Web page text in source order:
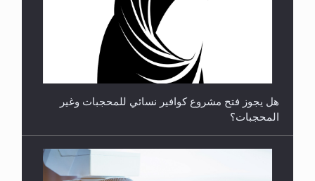
**الحصن الحصين من وساوس المعارضين ...**...
هل يجوز فتح مشروع كوافير نسائي للمحجبات وغير
المحجبات؟